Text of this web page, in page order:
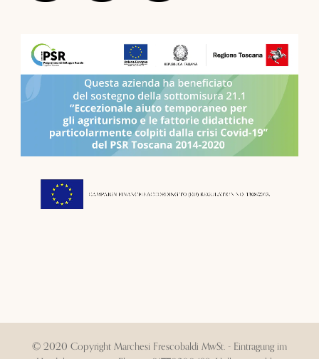
© 2020 Copyright Marchesi Frescobaldi MwSt. - Eintragung im